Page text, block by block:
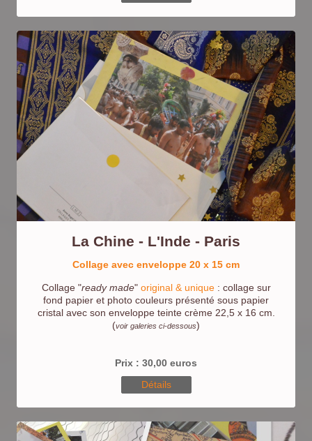
La Chine - L'Inde - Paris
Collage avec enveloppe 20 x 15 cm
Collage "ready made" original & unique: collage sur
fond papier et photo couleurs présenté sous papier
cristal avec son enveloppe teinte crème 22,5 x 16 cm.
(voir galeries ci-dessous)
Prix : 30,00 euros
Détails